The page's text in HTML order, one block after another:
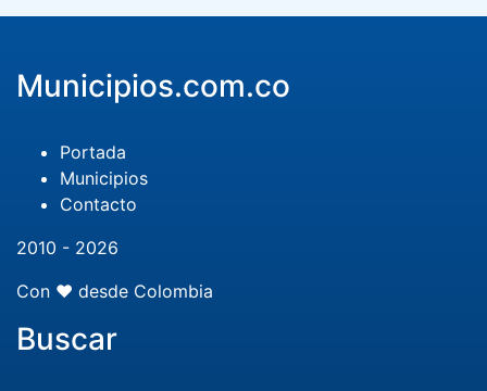
Municipios.com.co
Portada
Municipios
Contacto
2010 - 2026
Con ❤️ desde Colombia
Buscar